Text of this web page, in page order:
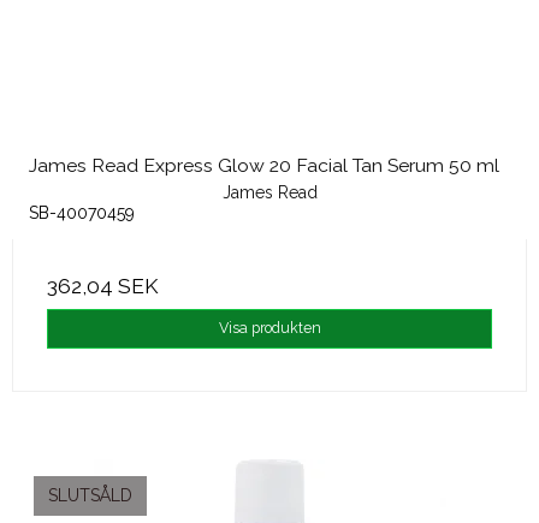
James Read Express Glow 20 Facial Tan Serum 50 ml
James Read
SB-40070459
362,04 SEK
Visa produkten
SLUTSÅLD